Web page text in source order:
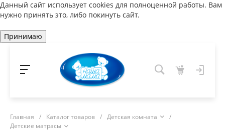
Данный сайт использует cookies для полноценной работы. Вам
нужно принять это, либо покинуть сайт.
Принимаю
Главная / Каталог товаров / Детская комната
/
Детские матрасы